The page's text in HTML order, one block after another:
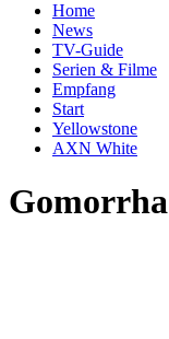
Home
News
TV-Guide
Serien & Filme
Empfang
Start
Yellowstone
AXN White
Gomorrha